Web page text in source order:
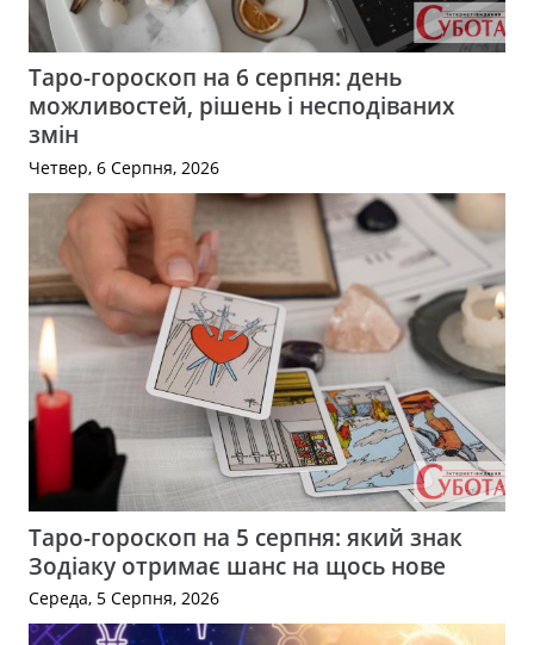
Таро-гороскоп на 6 серпня: день
можливостей, рішень і несподіваних
змін
Четвер, 6 Серпня, 2026
Таро-гороскоп на 5 серпня: який знак
Зодіаку отримає шанс на щось нове
Середа, 5 Серпня, 2026